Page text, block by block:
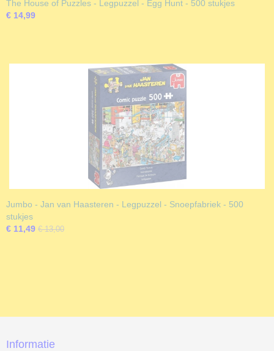
The House of Puzzles - Legpuzzel - Egg Hunt - 500 stukjes
€ 14,99
Jumbo - Jan van Haasteren - Legpuzzel - Snoepfabriek - 500
stukjes
€ 11,49 € 13,00
Informatie